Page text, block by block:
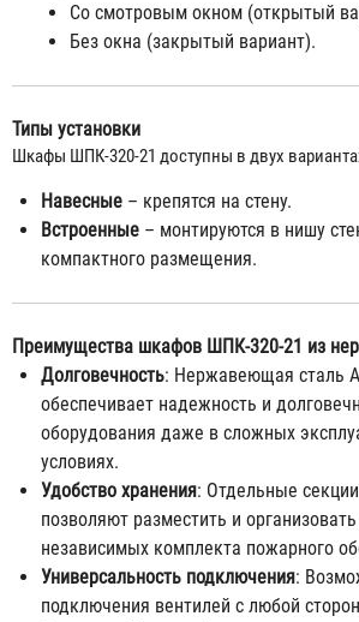
Со смотровым окном (открытый
Без окна (закрытый вариант).
Типы установки
Шкафы ШПК-320-21 доступны в двух
Навесные – крепятся на стену.
Встроенные – монтируются в нишу
компактного размещения.
Преимущества шкафов ШПК-320-21 из
Долговечность: Нержавеющая сталь
обеспечивает надежность и
оборудования даже в сложных
условиях.
Удобство хранения: Отдельные
позволяют разместить и
независимых комплекта пожарного
Универсальность подключения:
подключения вентилей с любой